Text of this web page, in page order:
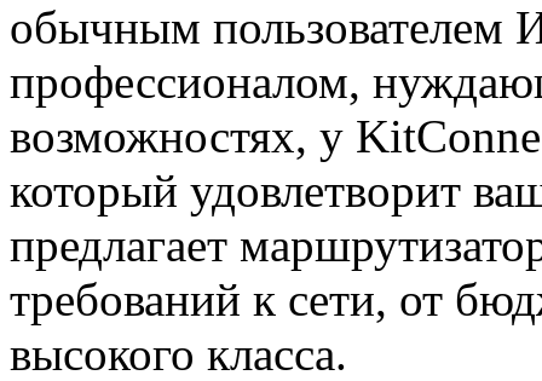
обычным пользователем
профессионалом,
возможностях, у
который удовлетворит
предлагает
требований к сети, от
высокого класса.